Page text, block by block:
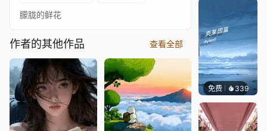
朦胧的鲜花
作者的其他作品 查看全部
免费 339冰茶Ln